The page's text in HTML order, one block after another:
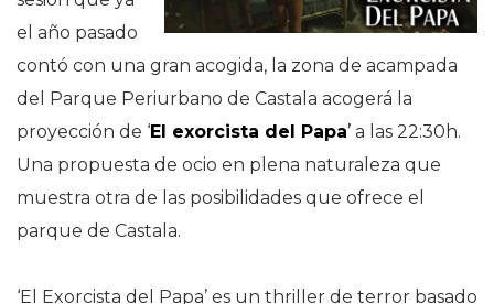
el año pasado
contó con una gran acogida, la zona de acampada
del Parque Periurbano de Castala acogerá la
proyección de ‘El exorcista del Papa’ a las 22:30h.
Una propuesta de ocio en plena naturaleza que
muestra otra de las posibilidades que ofrece el
parque de Castala.
‘El Exorcista del Papa’ es un thriller de terror basado